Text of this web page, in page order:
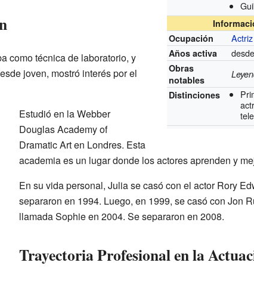
Ocupación
Actriz
Años activa
Obras
notables
Distinciones
como técnica de laboratorio, y
joven, mostró interés por el
Estudió en la Webber
Douglas Academy of
Dramatic Art en Londres. Esta
academia es un lugar donde los actores aprenden y
En su vida personal, Julia se casó con el actor Rory
separaron en 1994. Luego, en 1999, se casó con Jon
llamada Sophie en 2004. Se separaron en 2008.
Trayectoria Profesional en la